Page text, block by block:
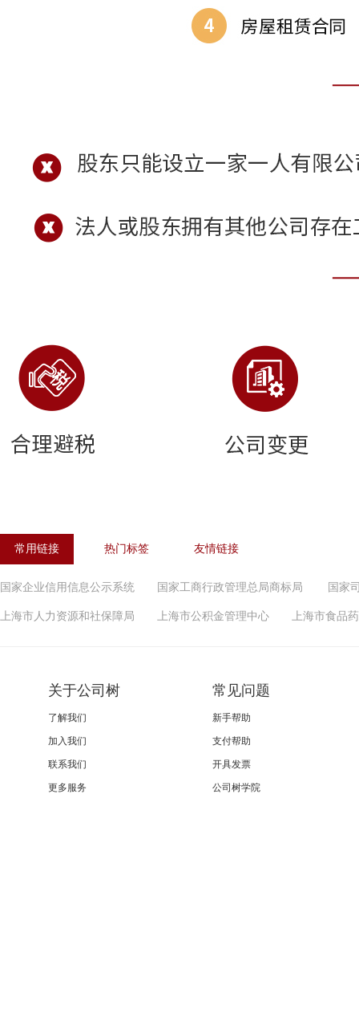
常用链接 热门标签 友情链接
国家企业信用信息公示系统 国家工商行政管理总局商标局 国家
上海市人力资源和社保障局 上海市公积金管理中心 上海市食品
关于公司树
了解我们
加入我们
联系我们
更多服务
常见问题
新手帮助
支付帮助
开具发票
公司树学院